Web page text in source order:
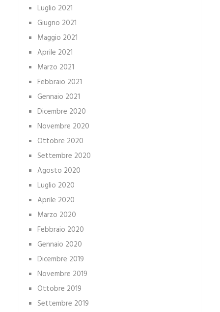
Luglio 2021
Giugno 2021
Maggio 2021
Aprile 2021
Marzo 2021
Febbraio 2021
Gennaio 2021
Dicembre 2020
Novembre 2020
Ottobre 2020
Settembre 2020
Agosto 2020
Luglio 2020
Aprile 2020
Marzo 2020
Febbraio 2020
Gennaio 2020
Dicembre 2019
Novembre 2019
Ottobre 2019
Settembre 2019